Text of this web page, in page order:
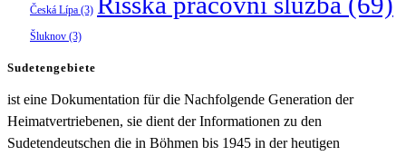
Česká Lípa (3)
Šluknov (3)
Sudetengebiete
ist eine Dokumentation für die Nachfolgende Generation der
Heimatvertriebenen, sie dient der Informationen zu den
Sudetendeutschen die in Böhmen bis 1945 in der heutigen